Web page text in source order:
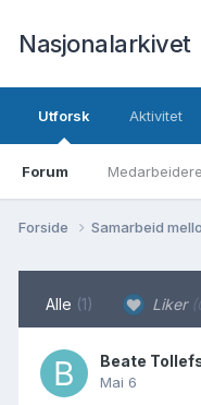
Nasjonalarkivet
Utforsk
Forum Medarbeidere
Aktivitet
Forside Samarbeid
Alle (1) Liker
Beate
Mai 6